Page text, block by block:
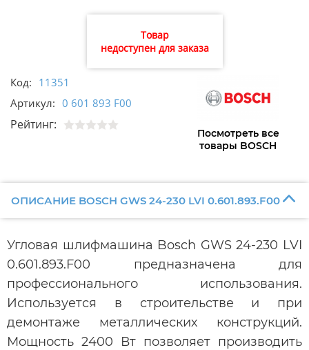
Товар
недоступен для заказа
Код: 11351
Артикул: 0 601 893 F00
Рейтинг:
Посмотреть все
товары BOSCH
ОПИСАНИЕ BOSCH GWS 24-230 LVI 0.601.893.F00
Угловая шлифмашина Bosch GWS 24-230 LVI
0.601.893.F00 предназначена для
профессионального использования.
Используется в строительстве и при
демонтаже металлических конструкций.
Мощность 2400 Вт позволяет производить